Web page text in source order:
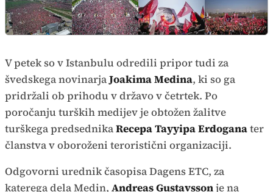
V petek so v Istanbulu odredili pripor tudi za
švedskega novinarjaJoakima Medina, ki so ga
pridržali ob prihodu v državo v četrtek. Po
poročanju turških medijev je obtožen žalitve
turškega predsednikaRecepa Tayyipa Erdoganater
članstva v oboroženi teroristični organizaciji.
Odgovorni urednik časopisa Dagens ETC, za
katerega dela Medin, Andreas Gustavssonje na